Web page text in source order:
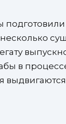
несколько
в